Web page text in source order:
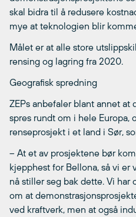
skal bidra til å redusere
mye at teknologien blir
Målet er at alle store
rensing og lagring fra 2020.
Geografisk spredning
ZEPs anbefaler blant annet at
spres rundt om i hele Europa,
renseprosjekt i et land i Sør,
– At et av prosjektene bør
kjepphest for Bellona, så vi er
nå stiller seg bak dette. Vi har
om at
ved kraftverk, men at også